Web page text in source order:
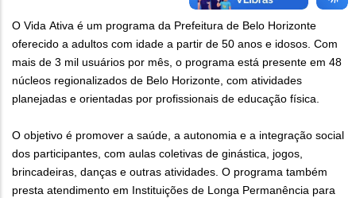
O Vida Ativa é um programa da Prefeitura de Belo Horizonte
oferecido a adultos com idade a partir de 50 anos e idosos. Com
mais de 3 mil usuários por mês, o programa está presente em 48
núcleos regionalizados de Belo Horizonte, com atividades
planejadas e orientadas por profissionais de educação física.
O objetivo é promover a saúde, a autonomia e a integração social
dos participantes, com aulas coletivas de ginástica, jogos,
brincadeiras, danças e outras atividades. O programa também
presta atendimento em Instituições de Longa Permanência para